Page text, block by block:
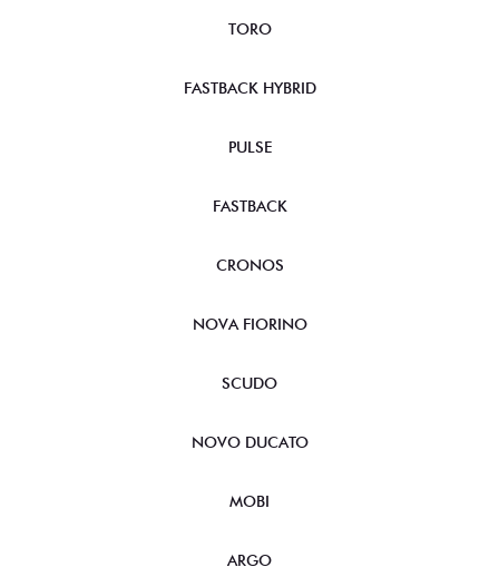
TORO
FASTBACK HYBRID
PULSE
FASTBACK
CRONOS
NOVA FIORINO
SCUDO
NOVO DUCATO
MOBI
ARGO